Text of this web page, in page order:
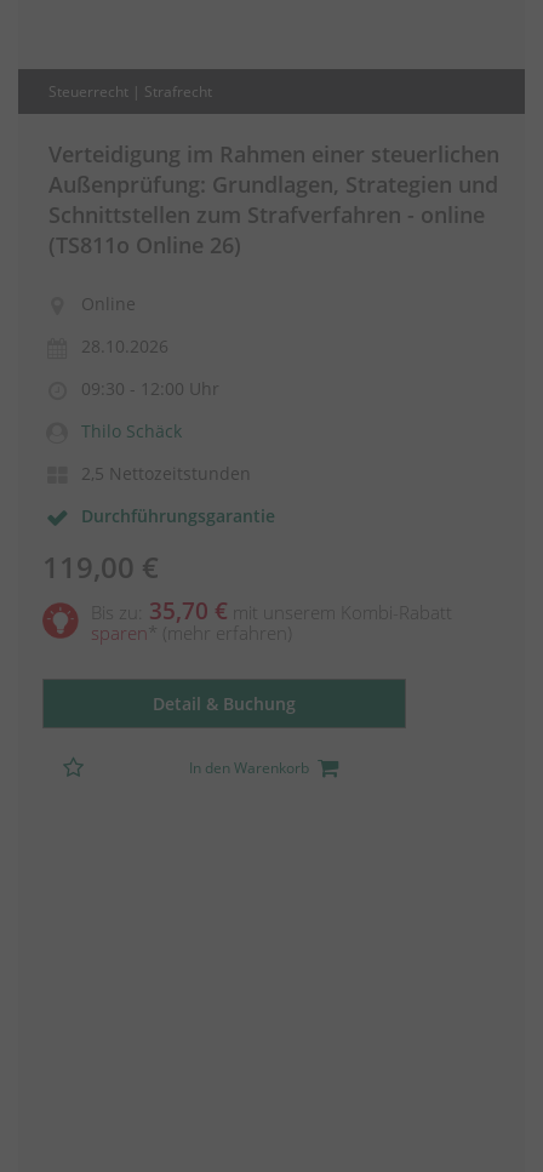
Steuerrecht | Strafrecht
Verteidigung im Rahmen einer steuerlichen
Außenprüfung: Grundlagen, Strategien und
Schnittstellen zum Strafverfahren - online
(TS811o Online 26)
Online
28.10.2026
09:30 - 12:00 Uhr
Thilo Schäck
2,5 Nettozeitstunden
Durchführungsgarantie
119,00 €
Bis zu: 35,70 € mit unserem Kombi-Rabatt
sparen
(mehr erfahren)
Detail & Buchung
In den Warenkorb